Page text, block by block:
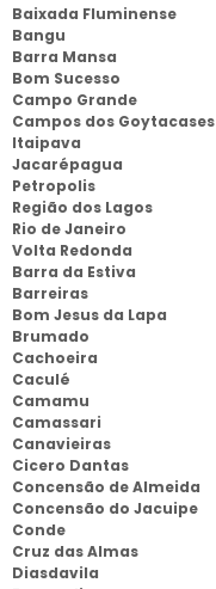
Baixada Fluminense
Bangu
Barra Mansa
Bom Sucesso
Campo Grande
Campos dos Goytacases
Itaipava
Jacarépagua
Petropolis
Região dos Lagos
Rio de Janeiro
Volta Redonda
Barra da Estiva
Barreiras
Bom Jesus da Lapa
Brumado
Cachoeira
Caculé
Camamu
Camassari
Canavieiras
Cicero Dantas
Concensão de Almeida
Concensão do Jacuipe
Conde
Cruz das Almas
Diasdavila